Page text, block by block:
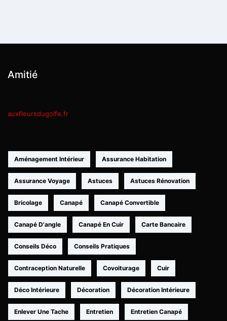
Amitié
auxfleursdugolfe.fr
Aménagement Intérieur Assurance Habitation
Assurance Voyage Astuces Astuces Rénovation
Bricolage Canapé Canapé Convertible
Canapé D'angle Canapé En Cuir Carte Bancaire
Conseils Déco Conseils Pratiques
Contraception Naturelle Covoiturage Cuir
Déco Intérieure Décoration Décoration Intérieure
Enlever Une Tache Entretien Entretien Canapé